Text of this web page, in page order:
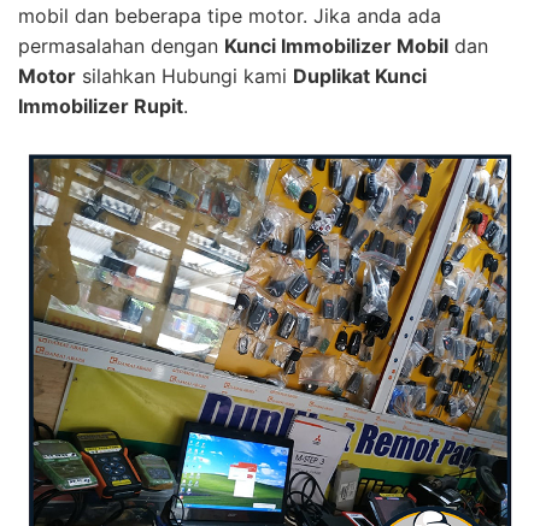
mobil dan beberapa tipe motor. Jika anda ada
permasalahan dengan Kunci Immobilizer Mobil dan
Motor silahkan Hubungi kami Duplikat Kunci
Immobilizer Rupit.